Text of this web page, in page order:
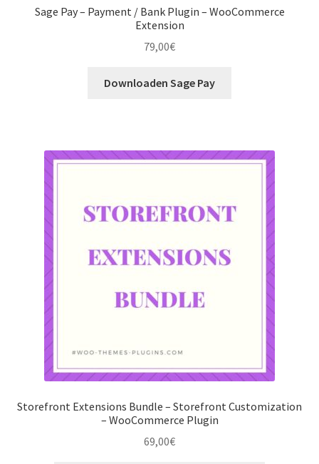
Sage Pay – Payment / Bank Plugin – WooCommerce
Extension
79,00€
Downloaden Sage Pay
Storefront Extensions Bundle – Storefront Customization
– WooCommerce Plugin
69,00€